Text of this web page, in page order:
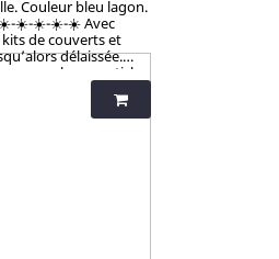
Couleur bleu lagon.
☀️-☀️-☀️-☀️-☀️ Avec
de couverts et
délaissée.
nombreux articles
Breveté : procédé